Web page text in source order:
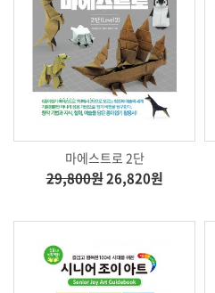
마에스트로 2단
29,800원26,820원